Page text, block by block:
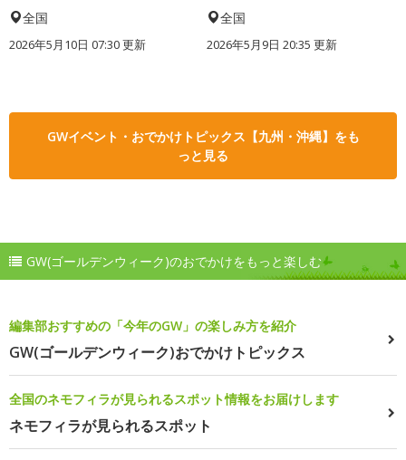
全国
2026年5月10日 07:30 更新
全国
2026年5月9日 20:35 更新
GWイベント・おでかけトピックス【九州・沖縄】をも
っと見る
GW(ゴールデンウィーク)のおでかけをもっと楽しむ
編集部おすすめの「今年のGW」の楽しみ方を紹介
GW(ゴールデンウィーク)おでかけトピックス
全国のネモフィラが見られるスポット情報をお届けします
ネモフィラが見られるスポット